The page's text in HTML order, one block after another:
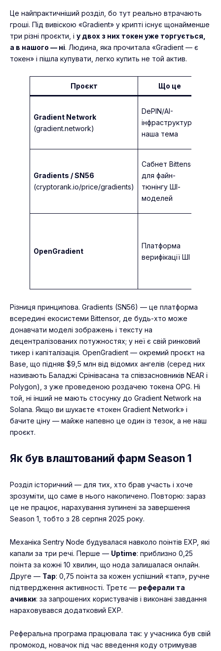
Це найпрактичніший розділ, бо тут реально втрачають
гроші. Під вивіскою «Gradient» у крипті існує щонайменше
три різні проєкти, і у двох з них токен уже торгується,
а в нашого — ні. Людина, яка прочитала «Gradient — є
токен» і пішла купувати, легко купить не той актив.
Проєкт Що це
Gradient Network
(gradient.network)
DePIN/AI-
інфраструктура,
наша тема
Gradients / SN56
(cryptorank.io/price/gradients)
Сабнет Bittensor
для файн-
тюнінгу ШІ-
моделей
OpenGradient
Платформа
верифікації ШІ
Різниця принципова. Gradients (SN56) — це платформа
всередині екосистеми Bittensor, де будь-хто може
донавчати моделі зображень і тексту на
децентралізованих потужностях; у неї є свій ринковий
тикер і капіталізація. OpenGradient — окремий проєкт на
Base, що підняв $9,5 млн від відомих ангелів (серед них
називають Баладжі Срінівасана та співзасновників NEAR і
Polygon), з уже проведеною роздачею токена OPG. Ні
той, ні інший не мають стосунку до Gradient Network на
Solana. Якщо ви шукаєте «токен Gradient Network» і
бачите ціну — майже напевно це один із тезок, а не наш
проєкт.
Як був влаштований фарм Season 1
Розділ історичний — для тих, хто брав участь і хоче
зрозуміти, що саме в нього накопичено. Повторю: зараз
це не працює, нарахування зупинені за завершення
Season 1, тобто з 28 серпня 2025 року.
Механіка Sentry Node будувалася навколо поінтів EXP, які
капали за три речі. Перше — Uptime: приблизно 0,25
поінта за кожні 10 хвилин, що нода залишалася онлайн.
Друге — Tap: 0,75 поінта за кожен успішний «тап», ручне
підтвердження активності. Третє — реферали та
ачивки: за запрошених користувачів і виконані завдання
нараховувався додатковий EXP.
Реферальна програма працювала так: у учасника був свій
промокод, новачок під час введення коду отримував